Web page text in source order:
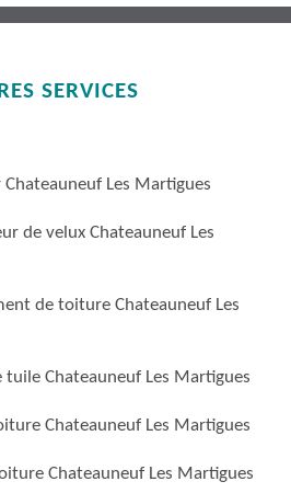
SERVICES
Les Martigues
de velux Chateauneuf Les
de toiture Chateauneuf Les
tuile Chateauneuf Les Martigues
Chateauneuf Les Martigues
Chateauneuf Les Martigues